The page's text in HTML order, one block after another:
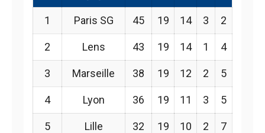
1 Paris SG 45 19 14 3 2
2 Lens 43 19 14 1 4
3 Marseille 38 19 12 2 5
4 Lyon 36 19 11 3 5
5 Lille 32 19 10 2 7